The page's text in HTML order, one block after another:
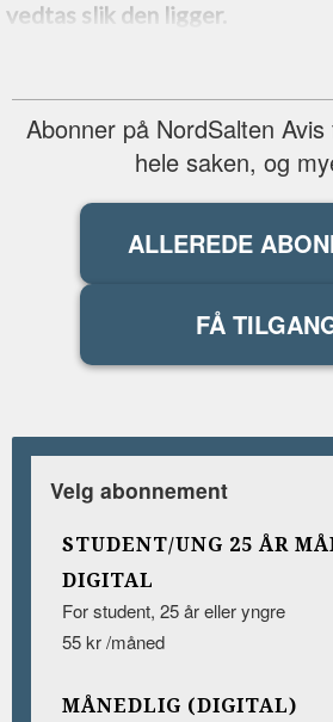
vedtas slik den ligger.
Abonner på NordSalten
hele saken, og
ALLEREDE
FÅ
Velg abonnement
STUDENT/UNG 25 ÅR
DIGITAL
For student, 25 år eller yngre
55 kr /måned
MÅNEDLIG (DIGITAL)